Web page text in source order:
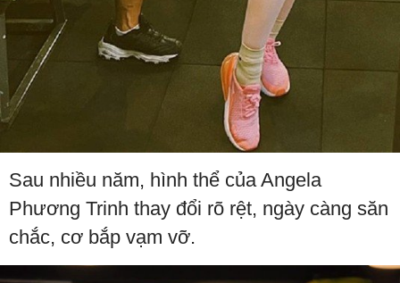
Sau nhiều năm, hình thể của Angela
Phương Trinh thay đổi rõ rệt, ngày càng săn
chắc, cơ bắp vạm vỡ.